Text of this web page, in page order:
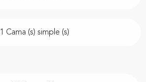
1 Cama (s) simple (s)